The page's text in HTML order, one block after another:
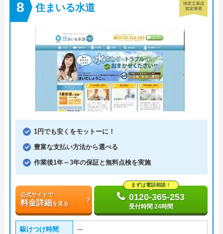
住まいる水道
1円でも安くをモットーに！
豊富な支払い方法から選べる
作業後1年～3年の保証と無料点検を実施
公式サイトで
料金詳細を見る
まずは電話相談！
0120-365-253
受付時間 24時間
駆けつけ時間 ―